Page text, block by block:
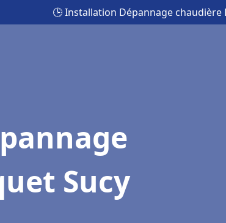
🕒 Installation Dépannage chaudière
Sucy